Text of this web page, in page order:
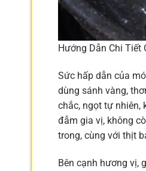
Hướng Dẫn Chi Tiết
Sức hấp dẫn của
dùng sánh vàng,
chắc, ngọt tự nhiên,
đẫm gia vị, không
trong, cùng với thịt
Bên cạnh hương vị,